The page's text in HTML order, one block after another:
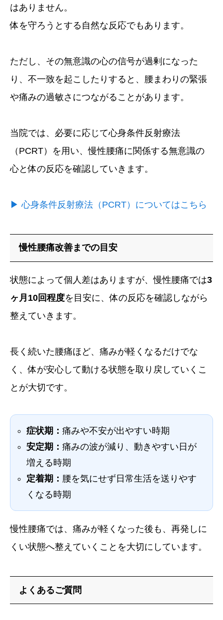
はありません。
体を守ろうとする自然な反応でもあります。
ただし、その無意識の心の信号が過剰になった
り、不一致を起こしたりすると、腰まわりの緊張
や痛みの過敏さにつながることがあります。
当院では、必要に応じて心身条件反射療法
（PCRT）を用い、慢性腰痛に関係する無意識の
心と体の反応を確認していきます。
▶︎ 心身条件反射療法（PCRT）についてはこちら
慢性腰痛改善までの目安
状態によって個人差はありますが、慢性腰痛では3
ヶ月10回程度を目安に、体の反応を確認しながら
整えていきます。
長く続いた腰痛ほど、痛みが軽くなるだけでな
く、体が安心して動ける状態を取り戻していくこ
とが大切です。
症状期：痛みや不安が出やすい時期
安定期：痛みの波が減り、動きやすい日が
増える時期
定着期： 腰を気にせず日常生活を送りやす
くなる時期
慢性腰痛では、痛みが軽くなった後も、再発しに
くい状態へ整えていくことを大切にしています。
よくあるご質問